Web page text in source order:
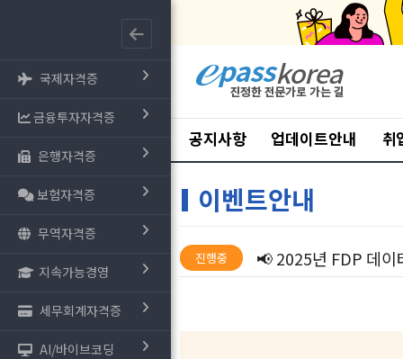
국제자격증
금융투자자격증
은행자격증
보험자격증
무역자격증
지속가능경영
세무회계자격증
AI/바이브코딩
공지사항 업데이트안내 취
이벤트안내
진행중 📢 2025년 FDP 데